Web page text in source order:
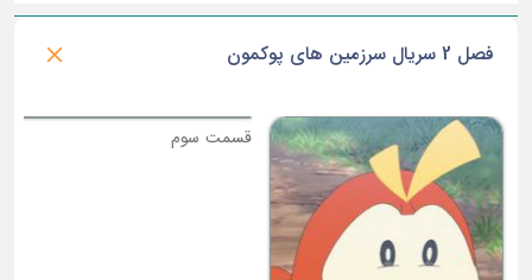
فصل 2 سریال سرزمین های پوکمون